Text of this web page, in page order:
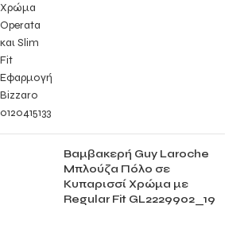
Βαμβακερή Guy Laroche
Μπλούζα Πόλο σε
Κυπαρισσί Χρώμα με
Regular Fit GL2229902_19